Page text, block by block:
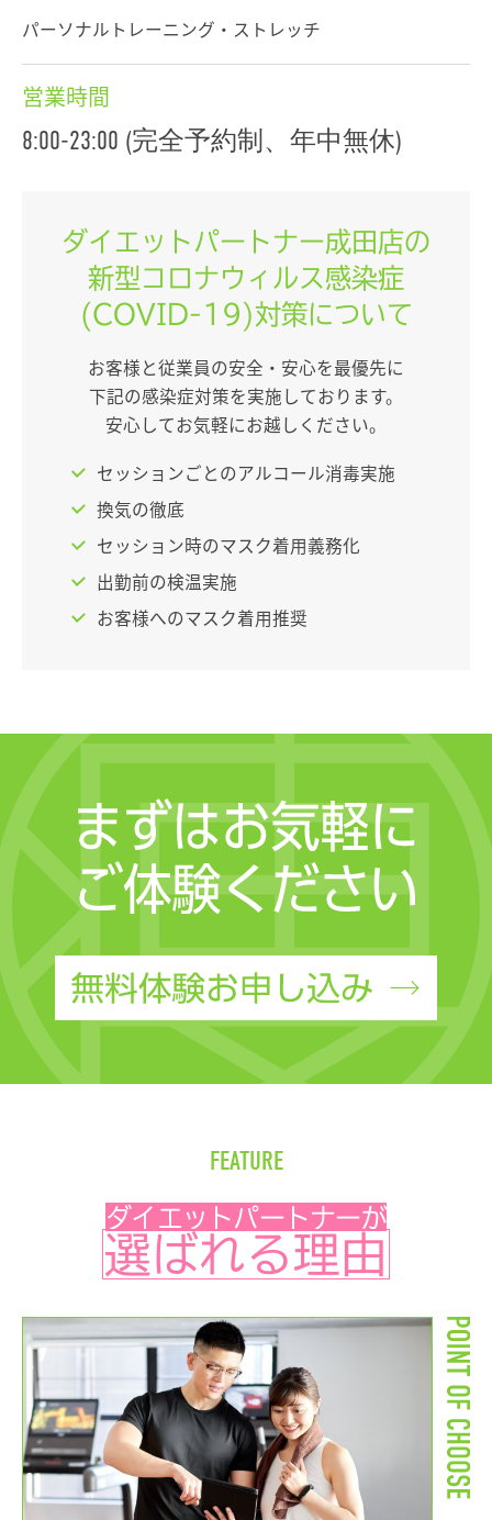
パーソナルトレーニング・ストレッチ
営業時間
8:00-23:00 (完全予約制、年中無休)
ダイエットパートナー成田店の
新型コロナウィルス感染症
(COVID-19)対策について
お客様と従業員の安全・安心を最優先に
下記の感染症対策を実施しております。
安心してお気軽にお越しください。
セッションごとのアルコール消毒実施
換気の徹底
セッション時のマスク着用義務化
出勤前の検温実施
お客様へのマスク着用推奨
FEATURE
ダイエットパートナーが
選ばれる理由